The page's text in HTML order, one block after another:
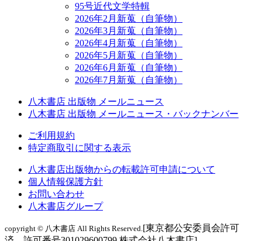
95号近代文学特輯
2026年2月新蒐（自筆物）
2026年3月新蒐（自筆物）
2026年4月新蒐（自筆物）
2026年5月新蒐（自筆物）
2026年6月新蒐（自筆物）
2026年7月新蒐（自筆物）
八木書店 出版物 メールニュース
八木書店 出版物 メールニュース・バックナンバー
ご利用規約
特定商取引に関する表示
八木書店出版物からの転載許可申請について
個人情報保護方針
お問い合わせ
八木書店グループ
copyright © 八木書店 All Rights Reserved.[東京都公安委員会許可